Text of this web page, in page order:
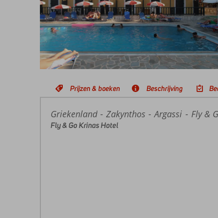
Prijzen & boeken Beschrijving
Home
Griekenland Zakynthos Argassi Fly &
Fly & Go Krinas Hotel